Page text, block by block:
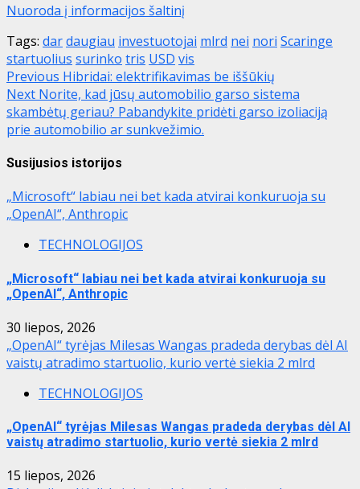
Nuoroda į informacijos šaltinį
Tags: dardaugiau investuotojai mlrd nei nori Scaringe
startuolius surinko tris USD vis
Post
navigation
Previous Hibridai: elektrifikavimas be iššūkių
Next Norite, kad jūsų automobilio garso sistema
skambėtų geriau? Pabandykite pridėti garso izoliaciją
prie automobilio ar sunkvežimio.
Susijusios istorijos
„Microsoft“ labiau nei bet kada atvirai konkuruoja su
„OpenAI“, Anthropic
TECHNOLOGIJOS
„Microsoft“ labiau nei bet kada atvirai konkuruoja su
„OpenAI“, Anthropic
30 liepos, 2026
„OpenAI“ tyrėjas Milesas Wangas pradeda derybas dėl AI
vaistų atradimo startuolio, kurio vertė siekia 2 mlrd
TECHNOLOGIJOS
„OpenAI“ tyrėjas Milesas Wangas pradeda derybas dėl AI
vaistų atradimo startuolio, kurio vertė siekia 2 mlrd
15 liepos, 2026